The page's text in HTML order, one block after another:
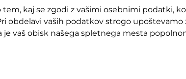
kaj se zgodi z vašimi osebnimi podatki,
obdelavi vaših podatkov strogo
vaš obisk našega spletnega mesta